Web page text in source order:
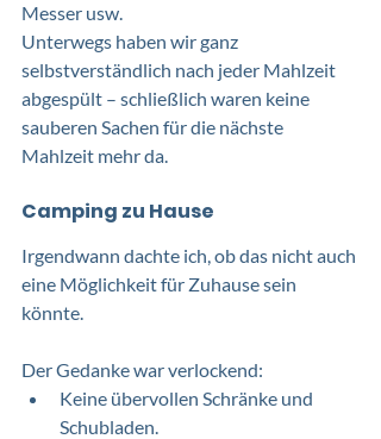
Messer usw.
Unterwegs haben wir ganz
selbstverständlich nach jeder Mahlzeit
abgespült – schließlich waren keine
sauberen Sachen für die nächste
Mahlzeit mehr da.
Camping zu Hause
Irgendwann dachte ich, ob das nicht auch
eine Möglichkeit für Zuhause sein
könnte.
Der Gedanke war verlockend:
Keine übervollen Schränke und
Schubladen.